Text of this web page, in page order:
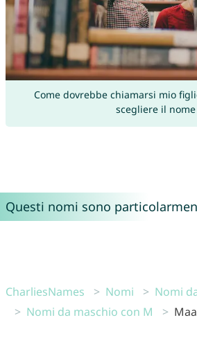
Come dovrebbe chiamarsi mio
scegliere il nome
Questi nomi sono
CharliesNames Nomi
Nomi
Nomi da maschio con M